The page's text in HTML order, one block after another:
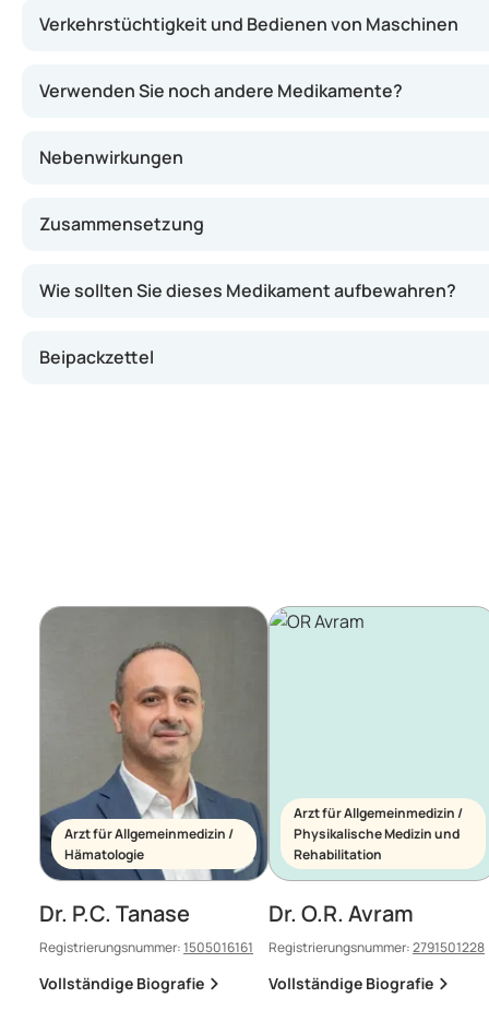
Verkehrstüchtigkeit und Bedienen von Maschinen
Verwenden Sie noch andere Medikamente?
Nebenwirkungen
Zusammensetzung
Wie sollten Sie dieses Medikament aufbewahren?
Beipackzettel
Arzt für Allgemeinmedizin /
Hämatologie
Dr. P.C. Tanase
Registrierungsnummer:1505016161
Vollständige Biografie
Arzt für Allgemeinmedizin /
Physikalische Medizin und
Rehabilitation
Dr. O.R. Avram
Registrierungsnummer:2791501228
Vollständige Biografie